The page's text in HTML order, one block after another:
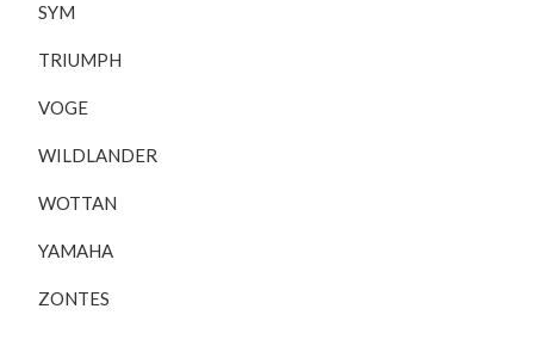
SYM
TRIUMPH
VOGE
WILDLANDER
WOTTAN
YAMAHA
ZONTES